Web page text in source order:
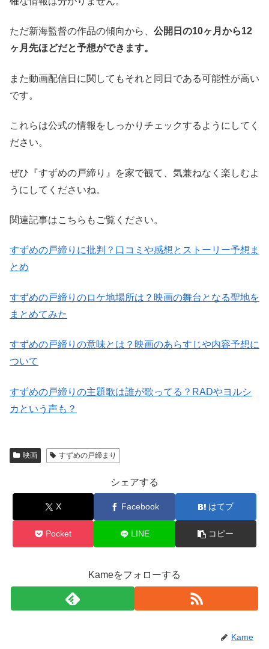
ただ新海監督の作品の傾向から、 公開日の10ヶ月から12
ヶ月先ほどだと予想ができます。
また動画配信日に関してもそれと同日である可能性が高い
です。
これらは公式の情報をしっかりチェックするようにしてく
ださい。
ぜひ『すずめの戸締り』を家で観て、気兼ねなく楽しむよ
うにしてくださいね。
関連記事はこちらもご覧ください。
すずめの戸締りに批判？口コミや感想とストーリー予想ま
とめ
すずめの戸締りのロケ地場所は？映画の舞台となる聖地を
まとめてみた
すずめの戸締りの意味とは？映画のあらすじや内容予想に
ついて
すずめの戸締りの主題歌は誰が歌ってる？RADやヨルシ
カという声も？
映画 すずめの戸締まり
シェアする
X Facebook はてブ
Pocket LINE コピー
Kameをフォローする
Kame